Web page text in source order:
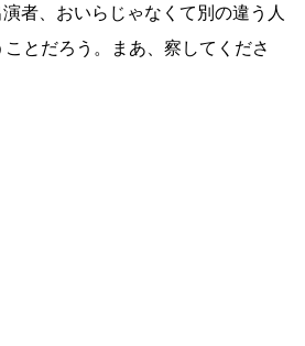
者、おいらじゃなくて別の違う人
とだろう。まあ、察してくださ